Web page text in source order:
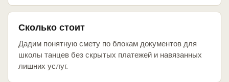
Сколько стоит
Дадим понятную смету по блокам документов для
школы танцев без скрытых платежей и навязанных
лишних услуг.